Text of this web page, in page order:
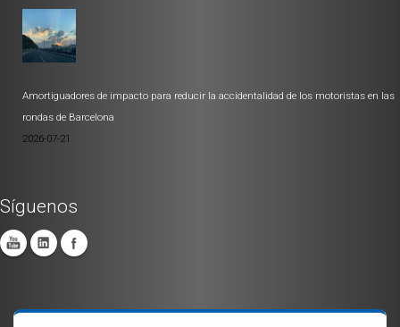
Amortiguadores de impacto para reducir la accidentalidad de los motoristas en las
rondas de Barcelona
2026-07-21
Síguenos